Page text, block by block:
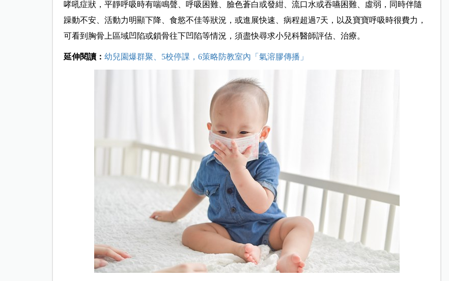
哮吼症狀，平靜呼吸時有喘鳴聲、呼吸困難、臉色蒼白或發紺、流口水或吞嚥困難、虛弱，同時伴隨
躁動不安、活動力明顯下降、食慾不佳等狀況，或進展快速、病程超過7天，以及寶寶呼吸時很費力，
可看到胸骨上區域凹陷或鎖骨往下凹陷等情況，須盡快尋求小兒科醫師評估、治療。
延伸閱讀： 幼兒園爆群聚、5校停課，6策略防教室內「氣溶膠傳播」